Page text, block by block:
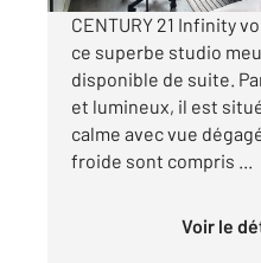
CENTURY 21 Infinity
ce superbe studio
disponible de suite.
et lumineux, il est
calme avec vue
froide sont compris ...
Voir le